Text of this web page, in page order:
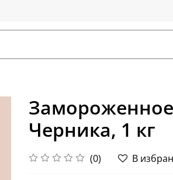
Замороженное
Черника, 1 кг
(0) В